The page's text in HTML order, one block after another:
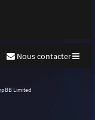
Nous contacter
Limited